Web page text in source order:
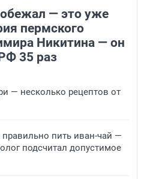
— это уже
пермского
Никитина — он
35 раз
— несколько рецептов от
правильно пить иван-чай —
подсчитал допустимое